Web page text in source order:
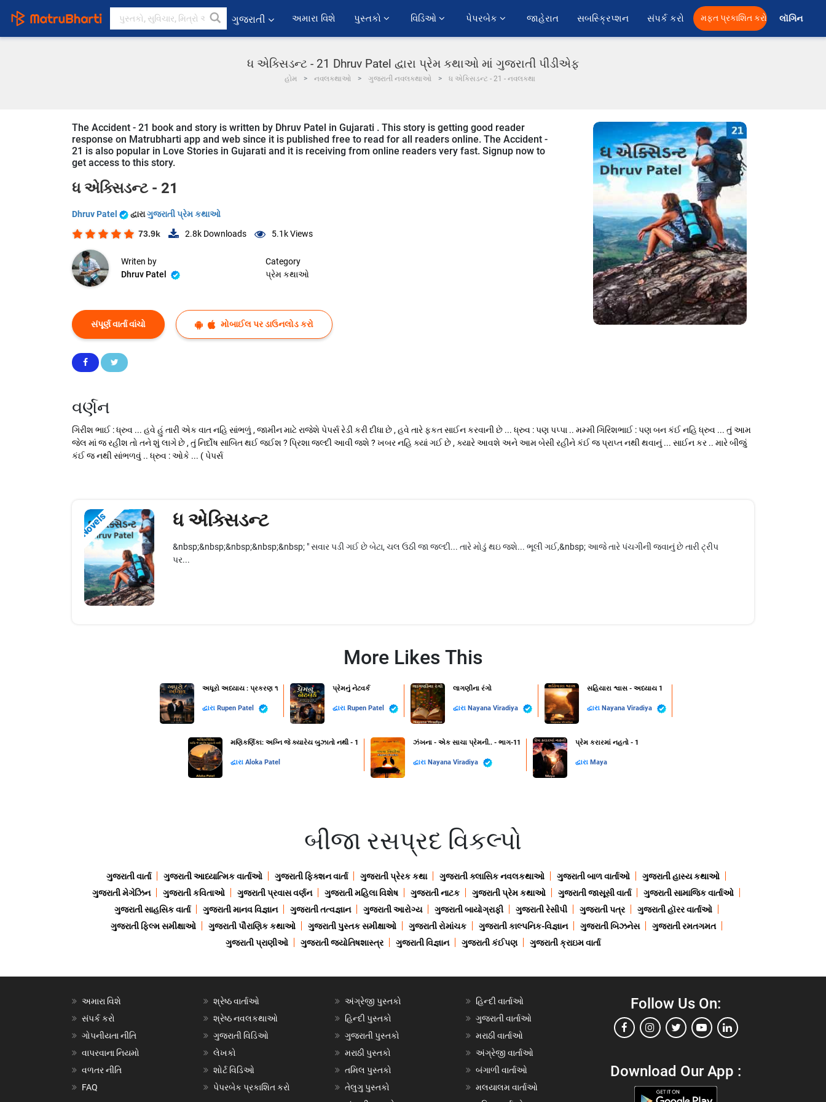
ગુજરાતી અમારા વિશે પુસ્તકો વિડિઓ પેપરબેક જાહેરાત સબસ્ક્રિપ્શન સંપર્ક કરો મફત પ્રકાશિત કરો લૉગિન
ધ એક્સિડન્ટ - 21 Dhruv Patel દ્વારા પ્રેમ કથાઓ માં ગુજરાતી પીડીએફ
હોમ નવલકથાઓ ગુજરાતી નવલકથાઓ ધ એક્સિડન્ટ - 21 - નવલકથા
The Accident - 21 book and story is written by Dhruv Patel in Gujarati . This story is getting good reader
response on Matrubharti app and web since it is published free to read for all readers online. The Accident -
21 is also popular in Love Stories in Gujarati and it is receiving from online readers very fast. Signup now to
get access to this story.
ધ એક્સિડન્ટ - 21
Dhruv Patel દ્વારાગુજરાતી પ્રેમ કથાઓ
73.9k 2.8k Downloads 5.1kViews
Writen by
Dhruv Patel
Category
પ્રેમ કથાઓ
સંપૂર્ણ વાર્તા વાંચો મોબાઈલ પર ડાઉનલોડ કરો
વર્ણન
ગિરીશ ભાઈ : ધ્રુવ ... હવે હું તારી એક વાત નહિ સાંભળું , જામીન માટે રાજેશે પેપર્સ રેડી કરી દીધા છે , હવે તારે ફકત સાઈન કરવાની છે ... ધ્રુવ : પણ પપ્પા .. મમ્મી ગિરિશભાઈ : પણ બન કંઈ નહિ ધ્રુવ ... તું આમ
જેલ માં જ રહીશ તો તને શું લાગે છે , તું નિર્દોષ સાબિત થઈ જઈશ ? પ્રિશા જલ્દી આવી જશે ? ખબર નહિ ક્યાં ગઈ છે , ક્યારે આવશે અને આમ બેસી રહીને કંઈ જ પ્રાપ્ત નથી થવાનું ... સાઈન કર .. મારે બીજું
કંઈ જ નથી સાંભળવું .. ધ્રુવ : ઓકે ... ( પેપર્સ
Novels ધ એક્સિડન્ટ
&nbsp;&nbsp;&nbsp;&nbsp;&nbsp; " સવાર પડી ગઈ છે બેટા, ચલ ઉઠી જા જલ્દી... તારે મોડું થઇ જશે... ભૂલી ગઈ,&nbsp; આજે તારે પંચગીની જવાનું છે તારી ટ્રીપ
પર...
More Likes This
અધૂરો અધ્યાય : પ્રકરણ ૧
દ્વારા Rupen Patel
પ્રેમનું નેટવર્ક
દ્વારા Rupen Patel
લાગણીના રંગો
દ્વારા Nayana Viradiya
સહિયારા શ્વાસ - અધ્યાય 1
દ્વારા Nayana Viradiya
મણિકર્ણિકા: અગ્નિ જે ક્યારેય બુઝાતો નથી - 1
દ્વારા Aloka Patel
ઝંખના - એક સાચા પ્રેમની.. - ભાગ-11
દ્વારા Nayana Viradiya
પ્રેમ કરારમાં નહતો - 1
દ્વારા Maya
બીજા રસપ્રદ વિકલ્પો
ગુજરાતી વાર્તા ગુજરાતી આધ્યાત્મિક વાર્તાઓ ગુજરાતી ફિક્શન વાર્તા ગુજરાતી પ્રેરક કથા ગુજરાતી ક્લાસિક નવલકથાઓ ગુજરાતી બાળ વાર્તાઓ
ગુજરાતી હાસ્ય કથાઓ
ગુજરાતી મેગેઝિન
ગુજરાતી કવિતાઓ ગુજરાતી પ્રવાસ વર્ણન ગુજરાતી મહિલા વિશેષ ગુજરાતી નાટક ગુજરાતી પ્રેમ કથાઓ ગુજરાતી જાસૂસી વાર્તા
ગુજરાતી સામાજિક વાર્તાઓ
ગુજરાતી સાહસિક વાર્તા
ગુજરાતી માનવ વિજ્ઞાન ગુજરાતી તત્વજ્ઞાન ગુજરાતી આરોગ્ય ગુજરાતી બાયોગ્રાફી ગુજરાતી રેસીપી ગુજરાતી પત્ર
ગુજરાતી હૉરર વાર્તાઓ
ગુજરાતી ફિલ્મ સમીક્ષાઓ
ગુજરાતી પૌરાણિક કથાઓ ગુજરાતી પુસ્તક સમીક્ષાઓ ગુજરાતી રોમાંચક ગુજરાતી કાલ્પનિક-વિજ્ઞાન ગુજરાતી બિઝનેસ
ગુજરાતી રમતગમત
ગુજરાતી પ્રાણીઓ
ગુજરાતી જ્યોતિષશાસ્ત્ર ગુજરાતી વિજ્ઞાન ગુજરાતી કંઈપણ ગુજરાતી ક્રાઇમ વાર્તા
અમારા વિશે
સંપર્ક કરો
ગોપનીયતા નીતિ
વાપરવાના નિયમો
વળતર નીતિ
FAQ
શ્રેષ્ઠ વાર્તાઓ
શ્રેષ્ઠ નવલકથાઓ
ગુજરાતી વિડિઓ
લેખકો
શોર્ટ વિડિઓ
પેપરબેક પ્રકાશિત કરો
અંગ્રેજી પુસ્તકો
હિન્દી પુસ્તકો
ગુજરાતી પુસ્તકો
મરાઠી પુસ્તકો
તમિલ પુસ્તકો
તેલુગુ પુસ્તકો
હિન્દી વાર્તાઓ
ગુજરાતી વાર્તાઓ
મરાઠી વાર્તાઓ
અંગ્રેજી વાર્તાઓ
બંગાળી વાર્તાઓ
મલયાલમ વાર્તાઓ
Follow Us On:
Download Our App :